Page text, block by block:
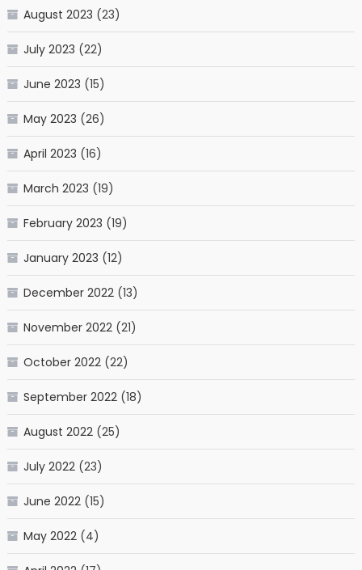
August 2023 (23)
July 2023 (22)
June 2023 (15)
May 2023 (26)
April 2023 (16)
March 2023 (19)
February 2023 (19)
January 2023 (12)
December 2022(13)
November 2022(21)
October 2022(22)
September 2022(18)
August 2022(25)
July 2022(23)
June 2022(15)
May 2022(4)